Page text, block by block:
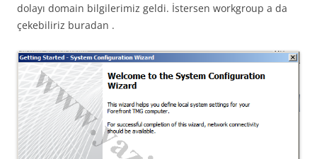
dolayı domain bilgilerimiz geldi. İstersen workgroup a da
çekebiliriz buradan .